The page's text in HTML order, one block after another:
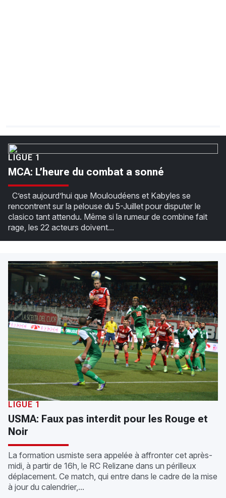
LIGUE 1
MCA: L’heure du combat a sonné
C’est aujourd’hui que Mouloudéens et Kabyles se
rencontrent sur la pelouse du 5-Juillet pour disputer le
clasico tant attendu. Même si la rumeur de combine fait
rage, les 22 acteurs doivent...
LIGUE 1
USMA: Faux pas interdit pour les Rouge et
Noir
La formation usmiste sera appelée à affronter cet après-
midi, à partir de 16h, le RC Relizane dans un périlleux
déplacement. Ce match, qui entre dans le cadre de la mise
à jour du calendrier,...